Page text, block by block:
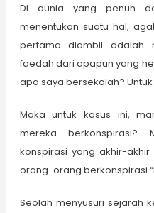
Di dunia yang penuh
menentukan suatu hal,
pertama diambil adalah
faedah dari apapun yang
apa saya bersekolah?
Maka untuk kasus ini,
mereka berkonspirasi?
konspirasi yang akhir-
orang-orang berkonspirasi
Seolah menyusuri sejarah